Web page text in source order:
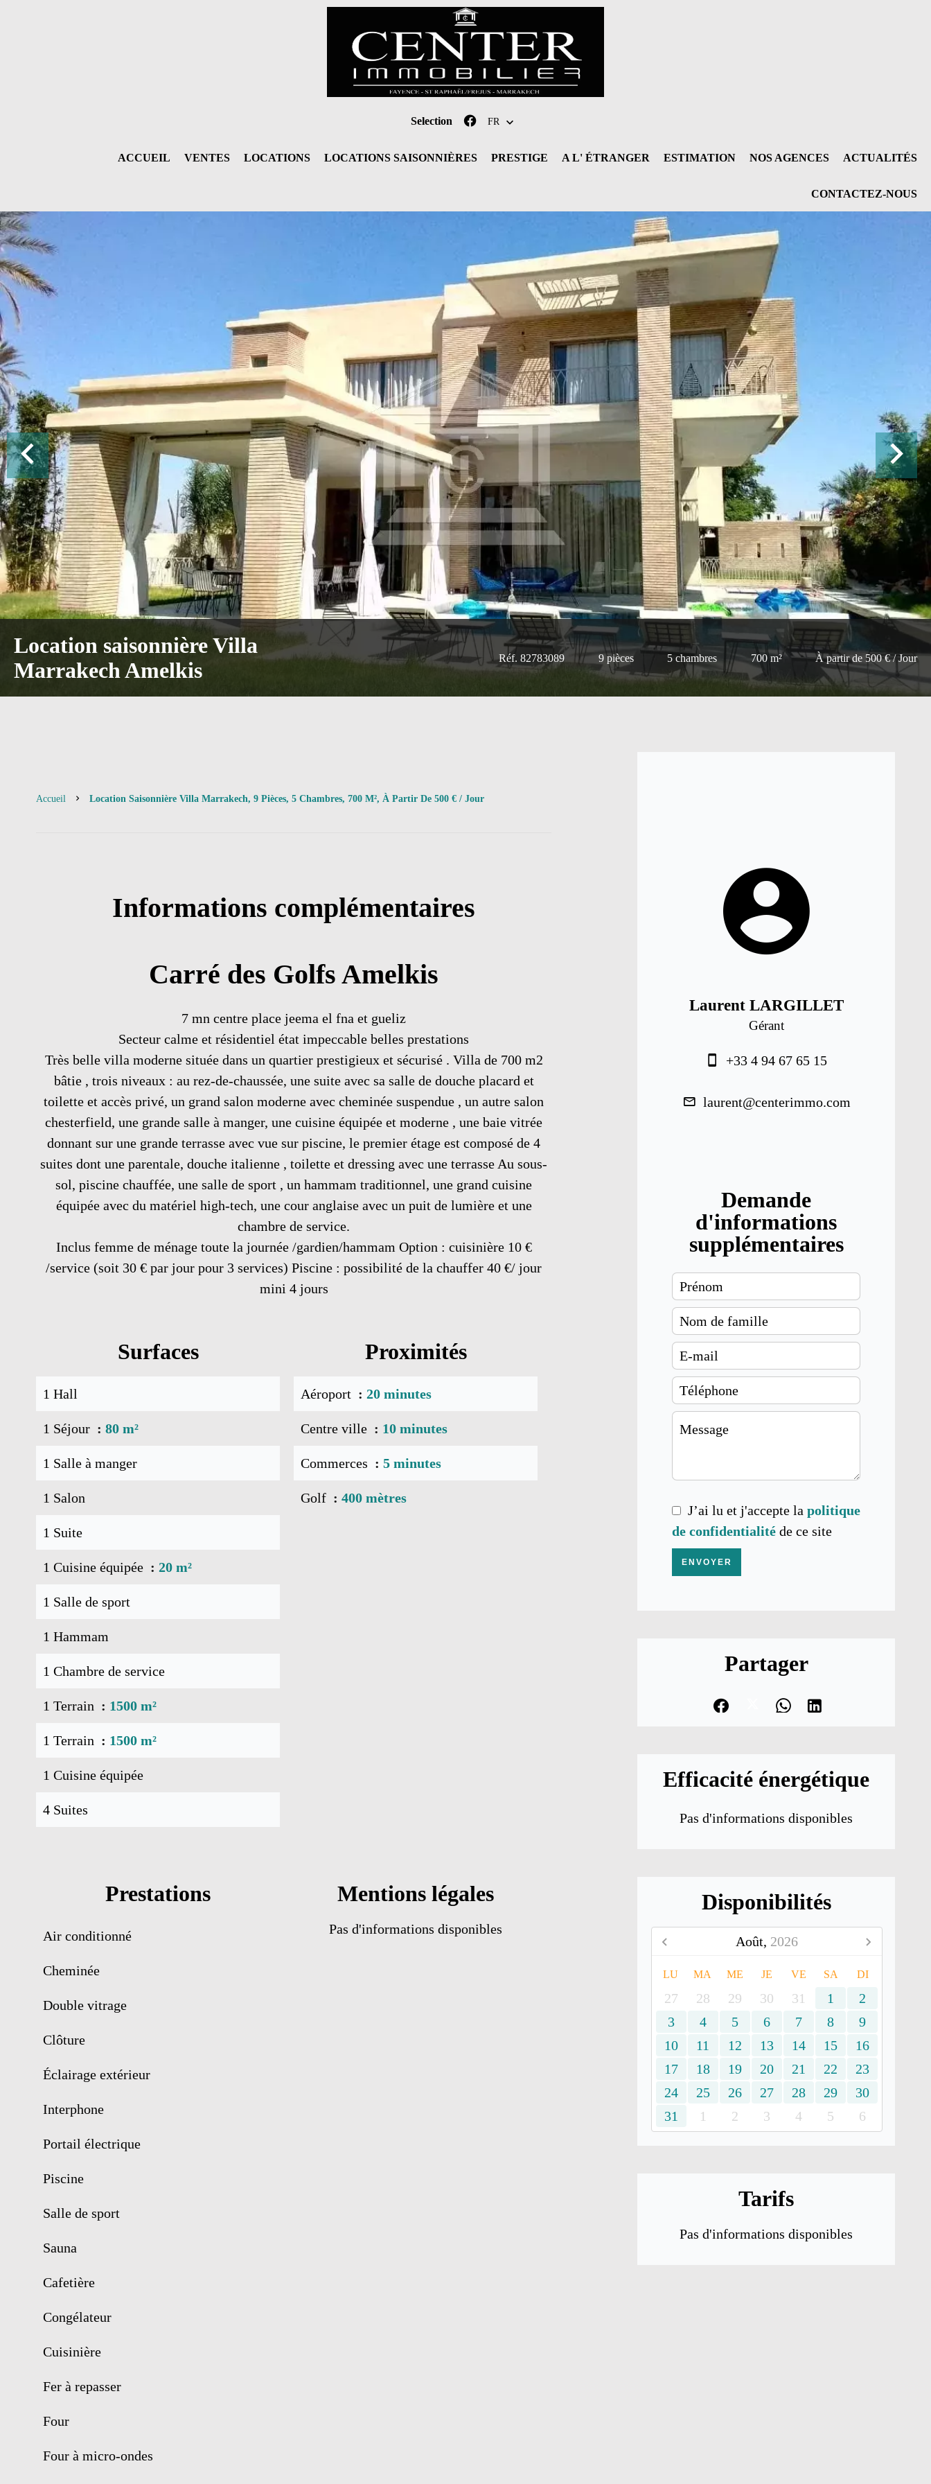
Selection FR
ACCUEIL VENTES LOCATIONS LOCATIONS SAISONNIÈRES PRESTIGE A L' ÉTRANGER ESTIMATION NOS AGENCES ACTUALITÉS
CONTACTEZ-NOUS
Location saisonnière Villa
Marrakech Amelkis
Réf. 82783089 9 pièces 5 chambres 700 m² À partir de 500 € / Jour
Accueil Location Saisonnière Villa Marrakech, 9 Pièces, 5 Chambres, 700 M², À Partir De 500 € / Jour
Informations complémentaires
Carré des Golfs Amelkis
7 mn centre place jeema el fna et gueliz
Secteur calme et résidentiel état impeccable belles prestations
Très belle villa moderne située dans un quartier prestigieux et sécurisé . Villa de 700 m2
bâtie , trois niveaux : au rez-de-chaussée, une suite avec sa salle de douche placard et
toilette et accès privé, un grand salon moderne avec cheminée suspendue , un autre salon
chesterfield, une grande salle à manger, une cuisine équipée et moderne , une baie vitrée
donnant sur une grande terrasse avec vue sur piscine, le premier étage est composé de 4
suites dont une parentale, douche italienne , toilette et dressing avec une terrasse Au sous-
sol, piscine chauffée, une salle de sport , un hammam traditionnel, une grand cuisine
équipée avec du matériel high-tech, une cour anglaise avec un puit de lumière et une
chambre de service.
Inclus femme de ménage toute la journée /gardien/hammam Option : cuisinière 10 €
/service (soit 30 € par jour pour 3 services) Piscine : possibilité de la chauffer 40 €/ jour
mini 4 jours
Surfaces
1 Hall
1 Séjour 80 m²
1 Salle à manger
1 Salon
1 Suite
1 Cuisine équipée 20 m²
1 Salle de sport
1 Hammam
1 Chambre de service
1 Terrain 1500 m²
1 Terrain 1500 m²
1 Cuisine équipée
4 Suites
Proximités
Aéroport 20 minutes
Centre ville 10 minutes
Commerces 5 minutes
Golf 400 mètres
Prestations
Air conditionné
Cheminée
Double vitrage
Clôture
Éclairage extérieur
Interphone
Portail électrique
Piscine
Salle de sport
Sauna
Cafetière
Congélateur
Cuisinière
Fer à repasser
Four
Four à micro-ondes
Mentions légales
Pas d'informations disponibles
Laurent LARGILLET
Gérant
+33 4 94 67 65 15
laurent@centerimmo.com
Demande
d'informations
supplémentaires
J’ai lu et j'accepte la politique
de confidentialité de ce site
ENVOYER
Partager
Efficacité énergétique
Pas d'informations disponibles
Disponibilités
Août, 2026
LU MA ME JE VE SA DI
27 28 29 30 31 1
2
3
4 5 6 7 8
9
10
11 12 13 14 15
16
17
18 19 20 21 22
23
24
25 26 27 28 29
30
31
1 2 3 4 5 6
Tarifs
Pas d'informations disponibles